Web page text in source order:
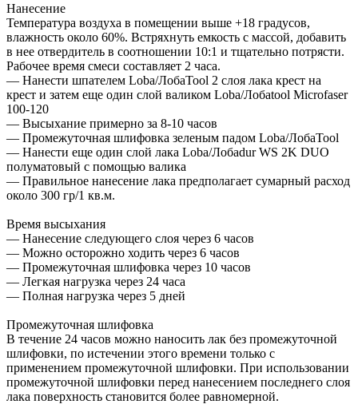
Нанесение
Температура воздуха в помещении выше +18 градусов,
влажность около 60%. Встряхнуть емкость с массой, добавить
в нее отвердитель в соотношении 10:1 и тщательно потрясти.
Рабочее время смеси составляет 2 часа.
— Нанести шпателем Loba/ЛобаTool 2 слоя лака крест на
крест и затем еще один слой валиком Loba/Лобаtool Microfaser
100-120
— Высыхание примерно за 8-10 часов
— Промежуточная шлифовка зеленым падом Loba/ЛобаTool
— Нанести еще один слой лака Loba/Лобаdur WS 2K DUO
полуматовый с помощью валика
— Правильное нанесение лака предполагает сумарный расход
около 300 гр/1 кв.м.
Время высыхания
— Нанесение следующего слоя через 6 часов
— Можно осторожно ходить через 6 часов
— Промежуточная шлифовка через 10 часов
— Легкая нагрузка через 24 часа
— Полная нагрузка через 5 дней
Промежуточная шлифовка
В течение 24 часов можно наносить лак без промежуточной
шлифовки, по истечении этого времени только с
применением промежуточной шлифовки. При использовании
промежуточной шлифовки перед нанесением последнего слоя
лака поверхность становится более равномерной.